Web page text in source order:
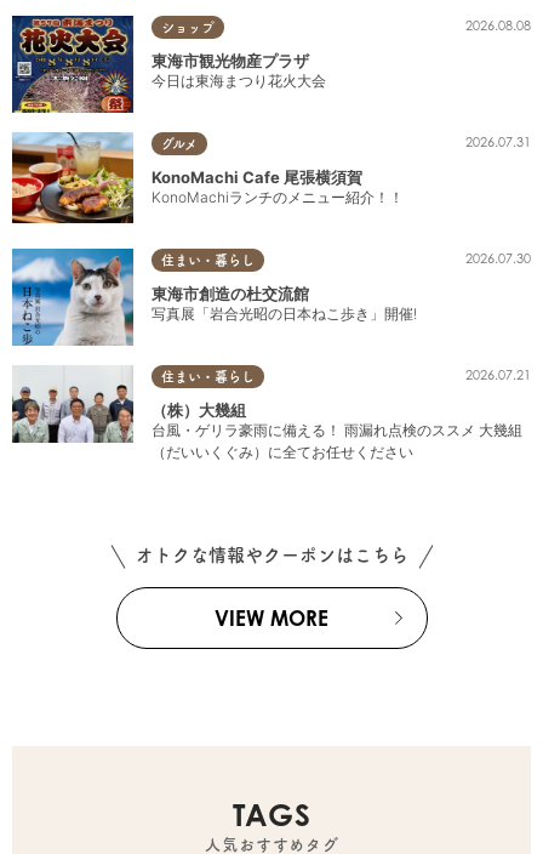
ショップ 2026.08.08
東海市観光物産プラザ
今日は東海まつり花火大会
グルメ 2026.07.31
KonoMachi Cafe 尾張横須賀
KonoMachiランチのメニュー紹介！！
住まい・暮らし 2026.07.30
東海市創造の杜交流館
写真展「岩合光昭の日本ねこ歩き」開催!
住まい・暮らし 2026.07.21
（株）大幾組
台風・ゲリラ豪雨に備える！ 雨漏れ点検のススメ 大幾組
（だいいくぐみ）に全てお任せください
オトクな情報やクーポンはこちら
VIEW MORE
TAGS
人気おすすめタグ